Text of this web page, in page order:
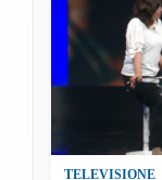
TELEVISIONE